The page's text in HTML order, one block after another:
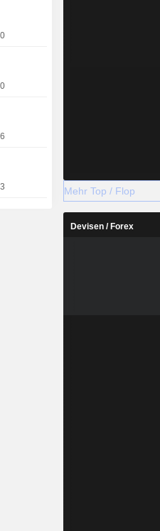
Mehr Top / Flop
Devisen / Forex